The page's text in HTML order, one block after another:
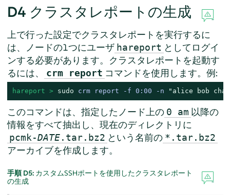
D4 クラスタレポートの生成
上で行った設定でクラスタレポートを実行するに
は、ノードの1つにユーザ hareport としてログイ
ンする必要があります。クラスタレポートを起動す
るには、
crm report コマンドを使用します。例:
hareport > sudo crm report -f 0:00 -n "alice bob
このコマンドは、指定したノード上の 0 am 以降の
情報をすべて抽出し、現在のディレクトリに
pcmk-DATE.tar.bz2 という名前の *.tar.bz2
アーカイブを作成します。
手順 D5: カスタムSSHポートを使用したクラスタレポート
の生成